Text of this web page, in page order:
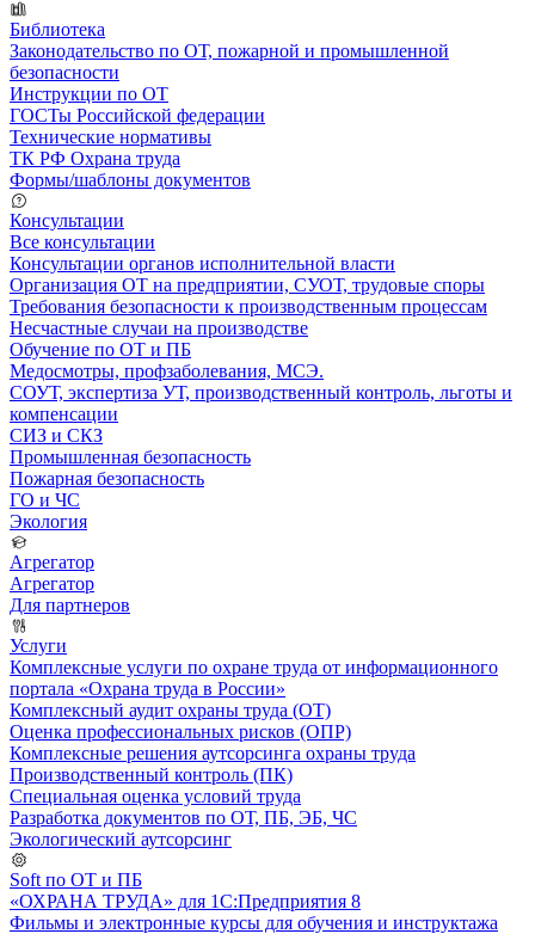
Библиотека
Законодательство по ОТ, пожарной и промышленной
безопасности
Инструкции по ОТ
ГОСТы Российской федерации
Технические нормативы
ТК РФ Охрана труда
Формы/шаблоны документов
Консультации
Все консультации
Консультации органов исполнительной власти
Организация ОТ на предприятии, СУОТ, трудовые споры
Требования безопасности к производственным процессам
Несчастные случаи на производстве
Обучение по ОТ и ПБ
Медосмотры, профзаболевания, МСЭ.
СОУТ, экспертиза УТ, производственный контроль, льготы и
компенсации
СИЗ и СКЗ
Промышленная безопасность
Пожарная безопасность
ГО и ЧС
Экология
Агрегатор
Агрегатор
Для партнеров
Услуги
Комплексные услуги по охране труда от информационного
портала «Охрана труда в России»
Комплексный аудит охраны труда (ОТ)
Оценка профессиональных рисков (ОПР)
Комплексные решения аутсорсинга охраны труда
Производственный контроль (ПК)
Специальная оценка условий труда
Разработка документов по ОТ, ПБ, ЭБ, ЧС
Экологический аутсорсинг
Soft по ОТ и ПБ
«ОХРАНА ТРУДА» для 1С:Предприятия 8
Фильмы и электронные курсы для обучения и инструктажа